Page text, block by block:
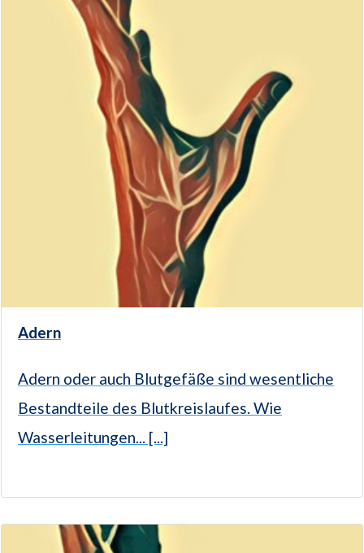
Adern
Adern oder auch Blutgefäße sind wesentliche
Bestandteile des Blutkreislaufes. Wie
Wasserleitungen... [...]